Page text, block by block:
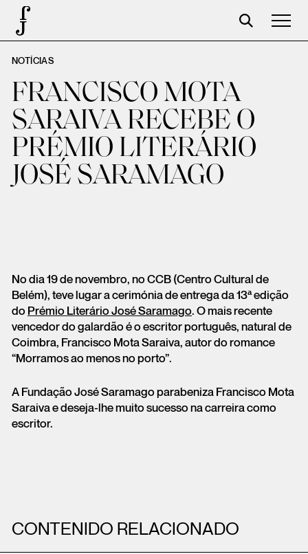
José Saramago
Programación
La Fundación
Aparceros
Centenario
Acceso
NOTÍCIAS
FRANCISCO MOTA
SARAIVA RECEBE O
PRÉMIO LITERÁRIO
JOSÉ SARAMAGO
No dia 19 de novembro, no CCB (Centro Cultural de
Belém), teve lugar a cerimónia de entrega da 13ª edição
do Prémio Literário José Saramago. O mais recente
vencedor do galardão é o escritor português, natural de
Coimbra, Francisco Mota Saraiva, autor do romance
“Morramos ao menos no porto”.
A Fundação José Saramago parabeniza Francisco Mota
Saraiva e deseja-lhe muito sucesso na carreira como
escritor.
CONTENIDO RELACIONADO